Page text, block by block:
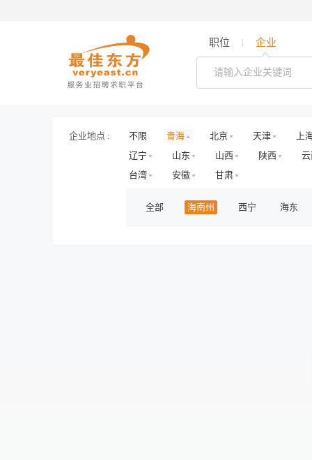
职位 企业
企业地点 : 不限 青海 北京 天津
上
辽宁
山东 山西 陕西
台湾
安徽 甘肃
全部 海南州 西宁 海东